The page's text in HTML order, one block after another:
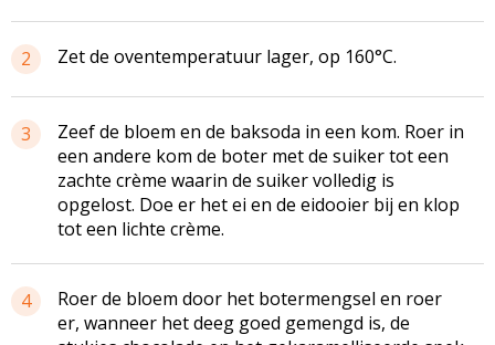
2 Zet de oventemperatuur lager, op 160°C.
3
Zeef de bloem en de baksoda in een kom. Roer in
een andere kom de boter met de suiker tot een
zachte crème waarin de suiker volledig is
opgelost. Doe er het ei en de eidooier bij en klop
tot een lichte crème.
4
Roer de bloem door het botermengsel en roer
er, wanneer het deeg goed gemengd is, de